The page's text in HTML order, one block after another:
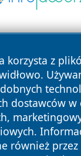
korzysta z
dostawców w
również przez